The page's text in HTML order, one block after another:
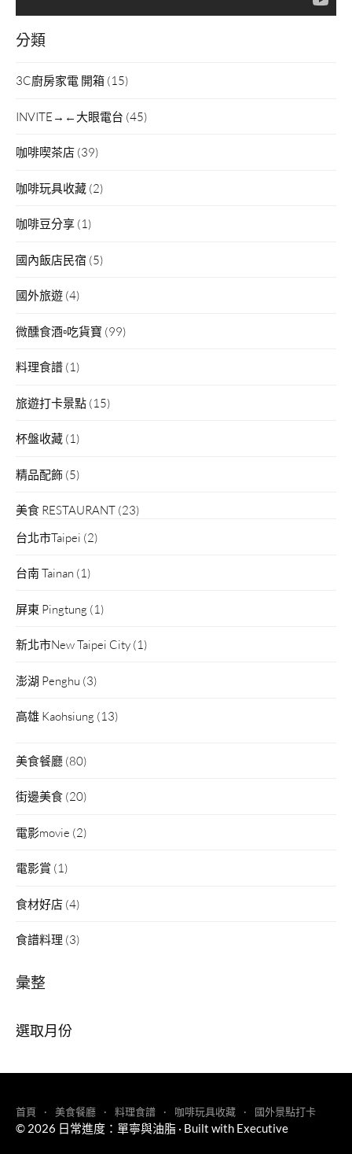
分類
3C廚房家電 開箱 (15)
INVITE→←大眼電台 (45)
咖啡喫茶店 (39)
咖啡玩具收藏 (2)
咖啡豆分享 (1)
國內飯店民宿 (5)
國外旅遊 (4)
微醺食酒▫吃貨寶 (99)
料理食譜 (1)
旅遊打卡景點 (15)
杯盤收藏 (1)
精品配飾 (5)
美食 RESTAURANT (23)
台北市Taipei (2)
台南 Tainan (1)
屏東 Pingtung (1)
新北市New Taipei City (1)
澎湖 Penghu (3)
高雄 Kaohsiung (13)
美食餐廳 (80)
街邊美食 (20)
電影movie (2)
電影賞 (1)
食材好店 (4)
食譜料理 (3)
彙整
整
首頁 美食餐廳 料理食譜 咖啡玩具收藏 國外景點打卡
© 2026 日常進度：單寧與油脂 · Built with Executive